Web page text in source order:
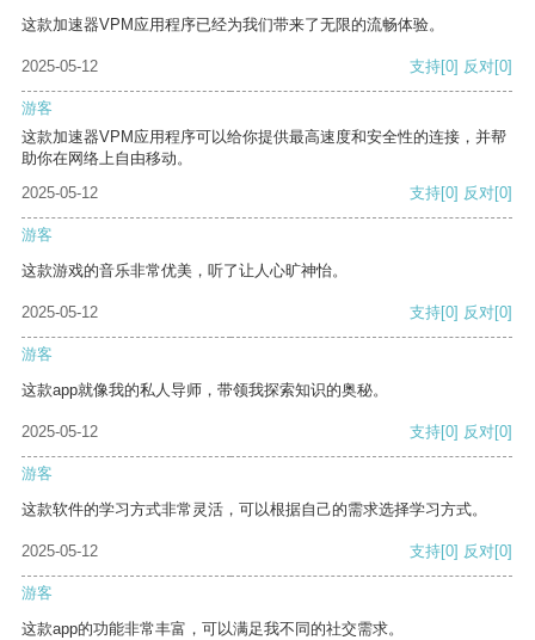
这款加速器VPM应用程序已经为我们带来了无限的流畅体验。
2025-05-12 支持[0] 反对[0]
游客
这款加速器VPM应用程序可以给你提供最高速度和安全性的连接，并帮
助你在网络上自由移动。
2025-05-12
支持[0] 反对[0]
游客
这款游戏的音乐非常优美，听了让人心旷神怡。
2025-05-12 支持[0] 反对[0]
游客
这款app就像我的私人导师，带领我探索知识的奥秘。
2025-05-12 支持[0] 反对[0]
游客
这款软件的学习方式非常灵活，可以根据自己的需求选择学习方式。
2025-05-12 支持[0] 反对[0]
游客
这款app的功能非常丰富，可以满足我不同的社交需求。